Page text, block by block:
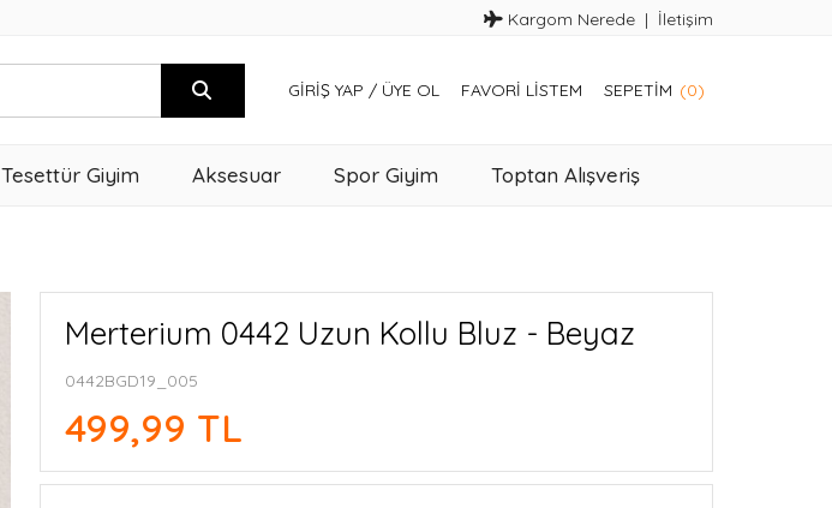
Kargom Nerede İletişim
GIRIŞ YAP / ÜYE OL FAVORI LISTEM SEPETIM (0)
Tesettür Giyim Aksesuar Spor Giyim Toptan Alışveriş
Merterium 0442 Uzun Kollu Bluz - Beyaz
0442BGD19_005
499,99 TL